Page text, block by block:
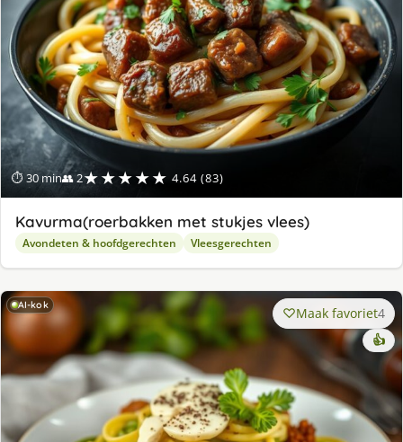
⏱ 30 min👥 2★★★★★ 4.64 (83)
Kavurma(roerbakken met stukjes vlees)
Avondeten & hoofdgerechten Vleesgerechten
AI-kok Maak favoriet4
👍